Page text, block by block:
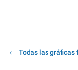
Todas las gráficas